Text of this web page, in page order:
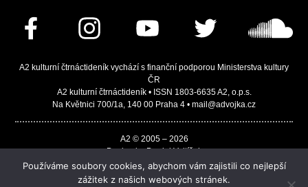
A2 kulturní čtrnáctideník vychází s finanční podporou Ministerstva kultury
ČR
A2 kulturní čtrnáctideník • ISSN 1803-6635 A2, o.p.s.
Na Květnici 700/1a, 140 00 Praha 4 • mail@advojka.cz
A2 © 2005 – 2026
Design by Daniel Vojtíšek
Built by JASA-IT & ChSoft
Používáme soubory cookies, abychom vám zajistili co nejlepší
zážitek z našich webových stránek.